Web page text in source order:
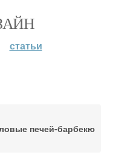
статьи
печей-барбекю